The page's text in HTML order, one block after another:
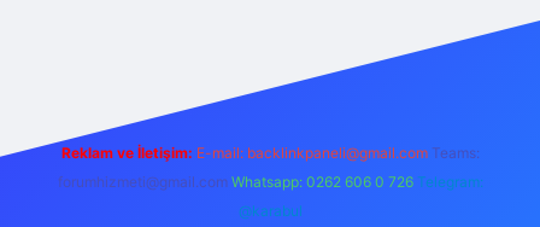
Reklam ve İletişim: E-mail: backlinkpaneli@gmail.com Teams:
forumhizmeti@gmail.com Whatsapp: 0262 606 0 726 Telegram:
@karabul